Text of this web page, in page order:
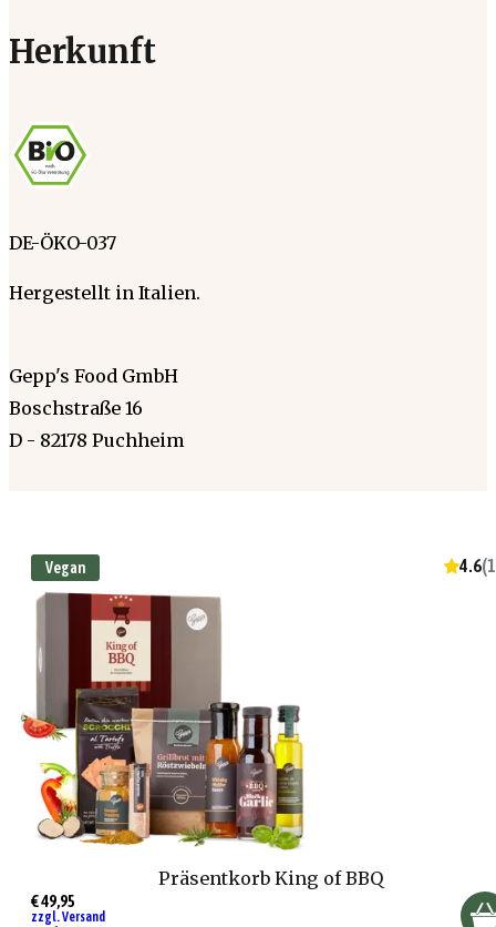
Herkunft
DE-ÖKO-037
Hergestellt in Italien.
Gepp's Food GmbH
Boschstraße 16
D - 82178 Puchheim
Vegan 4.6(
Präsentkorb King of BBQ
€ 49,95
zzgl. Versand